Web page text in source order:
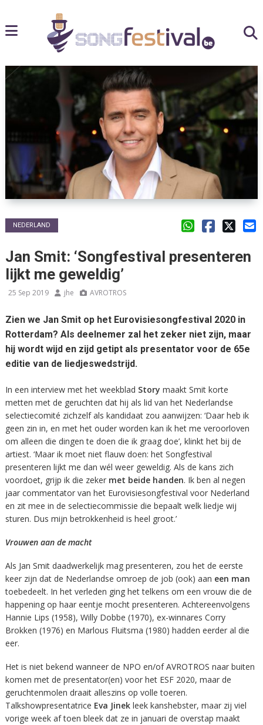
NEDERLAND
Jan Smit: ‘Songfestival presenteren
lijkt me geweldig’
25 Sep 2019 jhe AVROTROS
Zien we Jan Smit op het Eurovisiesongfestival 2020 in
Rotterdam? Als deelnemer zal het zeker niet zijn, maar
hij wordt wijd en zijd getipt als presentator voor de 65e
editie van de liedjeswedstrijd.
In een interview met het weekblad Story maakt Smit korte
metten met de geruchten dat hij als lid van het Nederlandse
selectiecomité zichzelf als kandidaat zou aanwijzen: ‘Daar heb ik
geen zin in, en met het ouder worden kan ik het me veroorloven
om alleen die dingen te doen die ik graag doe’, klinkt het bij de
artiest. ‘Maar ik moet niet flauw doen: het Songfestival
presenteren lijkt me dan wél weer geweldig. Als de kans zich
voordoet, grijp ik die zeker met beide handen. Ik ben al negen
jaar commentator van het Eurovisiesongfestival voor Nederland
en zit mee in de selectiecommissie die bepaalt welk liedje wij
sturen. Dus mijn betrokkenheid is heel groot.’
Vrouwen aan de macht
Als Jan Smit daadwerkelijk mag presenteren, zou het de eerste
keer zijn dat de Nederlandse omroep de job (ook) aan een man
toebedeelt. In het verleden ging het telkens om een vrouw die de
happening op haar eentje mocht presenteren. Achtereenvolgens
Hannie Lips (1958), Willy Dobbe (1970), ex-winnares Corry
Brokken (1976) en Marlous Fluitsma (1980) hadden eerder al die
eer.
Het is niet bekend wanneer de NPO en/of AVROTROS naar buiten
komen met de presentator(en) voor het ESF 2020, maar de
geruchtenmolen draait alleszins op volle toeren.
Talkshowpresentatrice Eva Jinekleek kanshebster, maar zij viel
vorige week af toen bleek dat ze in januari de overstap maakt